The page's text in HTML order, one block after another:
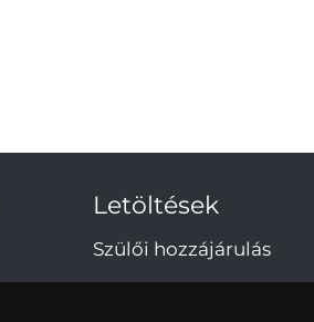
Letöltések
Szülői hozzájárulás
Adatvédelmi irányelvek